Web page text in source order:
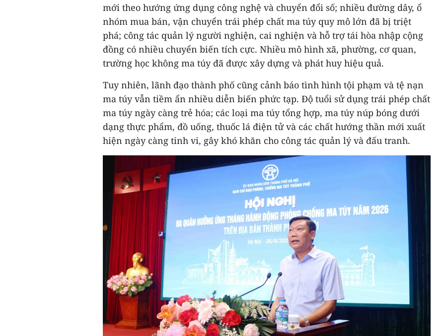
mới theo hướng ứng dụng công nghệ và chuyển đổi số; nhiều đường dây, ổ
nhóm mua bán, vận chuyển trái phép chất ma túy quy mô lớn đã bị triệt
phá; công tác quản lý người nghiện, cai nghiện và hỗ trợ tái hòa nhập cộng
đồng có nhiều chuyển biến tích cực. Nhiều mô hình xã, phường, cơ quan,
trường học không ma túy đã được xây dựng và phát huy hiệu quả.
Tuy nhiên, lãnh đạo thành phố cũng cảnh báo tình hình tội phạm và tệ nạn
ma túy vẫn tiềm ẩn nhiều diễn biến phức tạp. Độ tuổi sử dụng trái phép chất
ma túy ngày càng trẻ hóa; các loại ma túy tổng hợp, ma túy núp bóng dưới
dạng thực phẩm, đồ uống, thuốc lá điện tử và các chất hướng thần mới xuất
hiện ngày càng tinh vi, gây khó khăn cho công tác quản lý và đấu tranh.